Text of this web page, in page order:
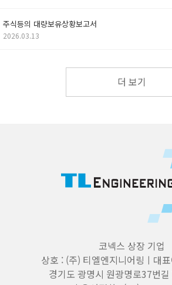
주식등의 대량보유상황보고서
2026.03.13
더 보기
코넥스 상장 기업
상호 : (주) 티엘엔지니어링ㅣ대
경기도 광명시 원광명로37번